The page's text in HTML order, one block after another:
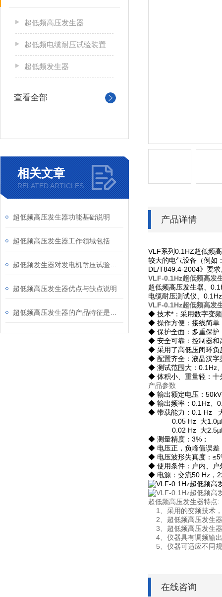
超低频高压发生器
超低频电缆耐压试验装置
超低频发生器
查看全部
相关文章
RELATED ARTICLES
超低频高压发生器功能基础说明
超低频高压发生器工作领域包括
超低频高压发生器优点与缺点说明
产品详情
VLF系列0.1HZ超低频
较大的电气设备（例如
DL/T849.4-2004》要求
VLF-0.1Hz超低频高发
超低频高压发生器、
电缆耐压测试仪、
VLF-0.1Hz超低频高发
◆ 技术*：采用数字变
◆ 操作方便：接线简单
◆ 保护全面：多重保护
◆ 安全可靠：控制器和
◆ 采用了高低压闭环负
◆ 配置齐全：液晶汉字
◆ 测试范围大：0.1Hz
◆ 体积小、重量轻：十
产品参数
◆ 输出额定电压：
◆ 输出频率：0.1Hz、
◆ 带载能力：0.1 Hz
0.05 Hz 大
0.02 Hz 大
◆ 测量精度：3%；
◆ 电压正，负峰值误差
◆ 电压波形失真度：
◆ 使用条件：户内、
◆ 电源：交流50 Hz，
超低频高压发生器特点:
1、采用的变频技术
2、超低频高压发生
3、超低频高压发生
4、仪器具有调频输
5、仪器可适应不同
在线咨询